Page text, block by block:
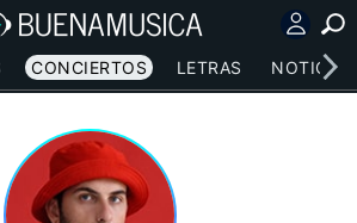
CONCIERTOS LETRAS NOTICIAS